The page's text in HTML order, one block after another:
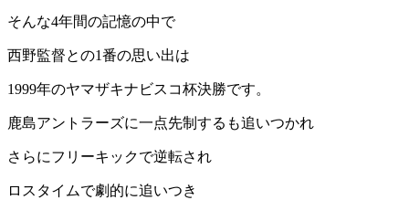
そんな4年間の記憶の中で
西野監督との1番の思い出は
1999年のヤマザキナビスコ杯決勝です。
鹿島アントラーズに一点先制するも追いつかれ
さらにフリーキックで逆転され
ロスタイムで劇的に追いつき